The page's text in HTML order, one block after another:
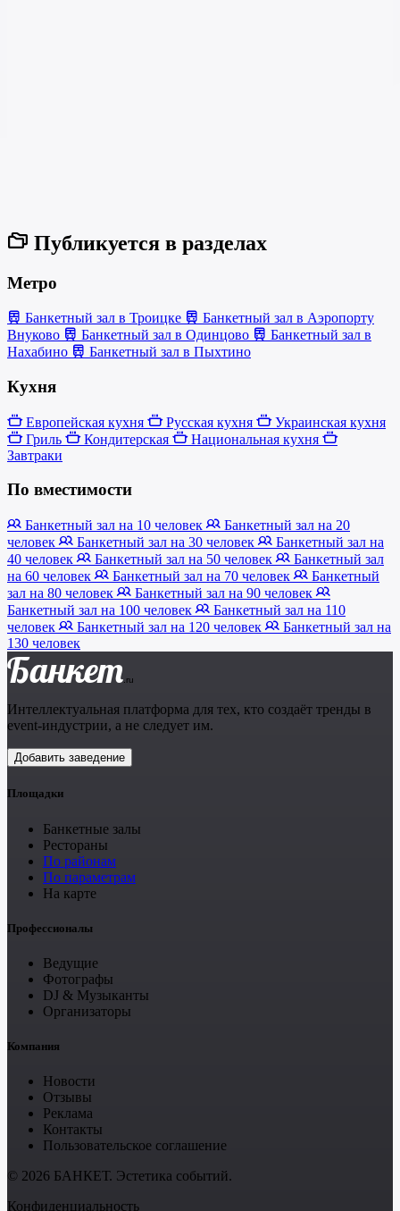
Публикуется в разделах
Метро
Банкетный зал в Троицке
Банкетный зал в Аэропорту
Внуково
Банкетный зал в Одинцово
Банкетный зал в
Нахабино
Банкетный зал в Пыхтино
Кухня
Европейская кухня Русская кухня
Украинская кухня
Гриль
Кондитерская
Национальная кухня
Завтраки
По вместимости
Банкетный зал на 10 человек
Банкетный зал на 20
человек
Банкетный зал на 30 человек
Банкетный зал на
40 человек
Банкетный зал на 50 человек
Банкетный зал
на 60 человек
Банкетный зал на 70 человек
Банкетный
зал на 80 человек
Банкетный зал на 90 человек
Банкетный зал на 100 человек
Банкетный зал на 110
человек
Банкетный зал на 120 человек
Банкетный зал на
130 человек
Банкет .ru
Интеллектуальная платформа для тех, кто создаёт тренды в
event-индустрии, а не следует им.
Добавить заведение
Площадки
Банкетные залы
Рестораны
По районам
По параметрам
На карте
Профессионалы
Ведущие
Фотографы
DJ & Музыканты
Организаторы
Компания
Новости
Отзывы
Реклама
Контакты
Пользовательское соглашение
© 2026 БАНКЕТ. Эстетика событий.
Конфиденциальность